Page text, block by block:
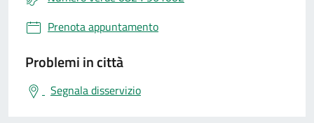
Prenota appuntamento
Problemi in città
Segnala disservizio